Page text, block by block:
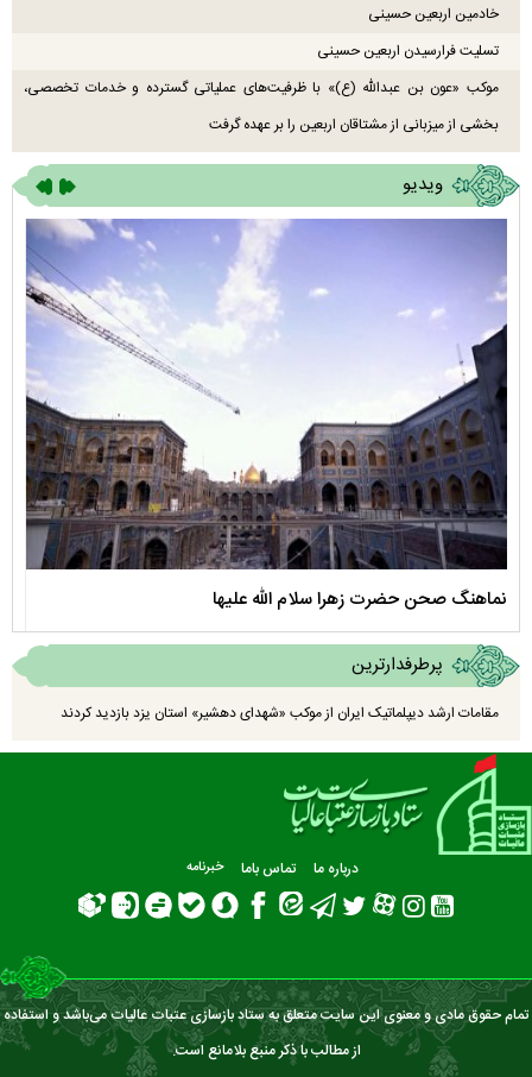
خادمین اربعین حسینی
تسلیت فرارسیدن اربعین حسینی
موکب «عون بن عبدالله (ع)» با ظرفیت‌های عملیاتی گسترده و خدمات تخصصی،
بخشی از میزبانی از مشتاقان اربعین را بر عهده گرفت
ویدیو
نماهنگ صحن حضرت زهرا سلام الله علیها
پرطرفدارترین
مقامات ارشد دیپلماتیک ایران از موکب «شهدای دهشیر» استان یزد بازدید کردند
درباره ما تماس باما خبرنامه
تمام حقوق مادی و معنوی این سایت متعلق به ستاد بازسازی عتبات عالیات می‌باشد و استفاده
از مطالب با ذکر منبع بلامانع است.